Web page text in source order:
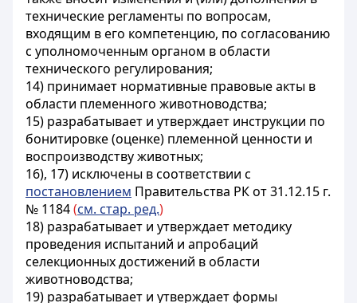
технические регламенты по вопросам,
входящим в его компетенцию, по согласованию
с уполномоченным органом в области
технического регулирования;
14) принимает нормативные правовые акты в
области племенного животноводства;
15) разрабатывает и утверждает инструкции по
бонитировке (оценке) племенной ценности и
воспроизводству животных;
16), 17) исключены в соответствии с
постановлением Правительства РК от 31.12.15 г.
№ 1184(см. стар. ред.)
18) разрабатывает и утверждает методику
проведения испытаний и апробаций
селекционных достижений в области
животноводства;
19) разрабатывает и утверждает формы